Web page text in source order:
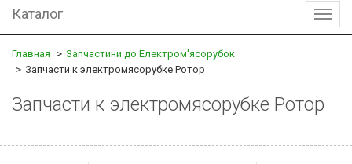
Каталог
Главная
Запчастини до Електром'ясорубок
Запчасти к электромясорубке Ротор
Запчасти к электромясорубке Ротор